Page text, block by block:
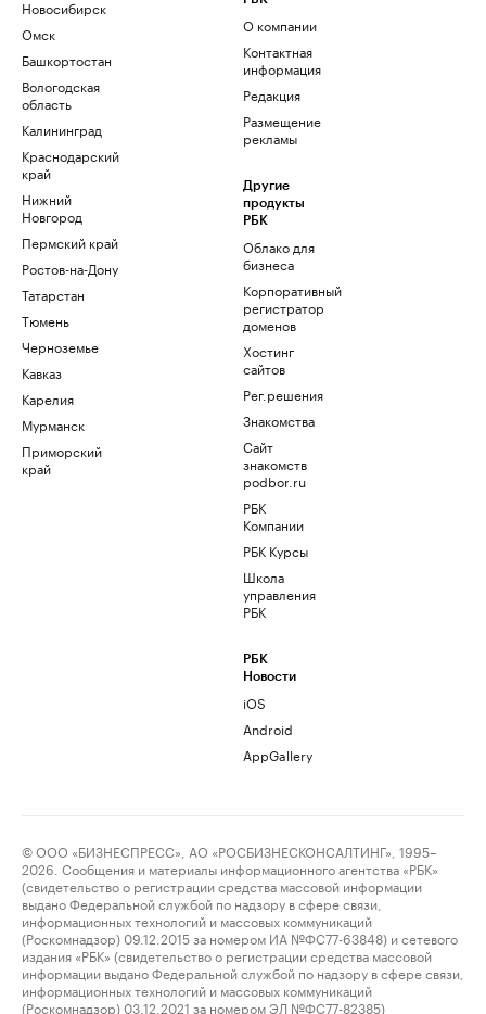
Новосибирск
Омск
Башкортостан
Вологодская
область
Калининград
Краснодарский
край
Нижний
Новгород
Пермский край
Ростов-на-Дону
Татарстан
Тюмень
Черноземье
Кавказ
Карелия
Мурманск
Приморский
край
О компании
Контактная
информация
Редакция
Размещение
рекламы
Другие
продукты
РБК
Облако для
бизнеса
Корпоративный
регистратор
доменов
Хостинг
сайтов
Рег.решения
Знакомства
Сайт
знакомств
podbor.ru
РБК
Компании
РБК Курсы
Школа
управления
РБК
РБК
Новости
iOS
Android
AppGallery
© ООО «БИЗНЕСПРЕСС», АО «РОСБИЗНЕСКОНСАЛТИНГ», 1995–
2026. Сообщения и материалы информационного агентства «РБК»
(свидетельство о регистрации средства массовой информации
выдано Федеральной службой по надзору в сфере связи,
информационных технологий и массовых коммуникаций
(Роскомнадзор) 09.12.2015 за номером ИА №ФС77-63848) и сетевого
издания «РБК» (свидетельство о регистрации средства массовой
информации выдано Федеральной службой по надзору в сфере связи,
информационных технологий и массовых коммуникаций
(Роскомнадзор) 03.12.2021 за номером ЭЛ №ФС77-82385)